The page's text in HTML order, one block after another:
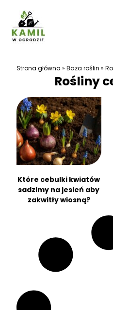
Strona główna » Baza roślin »
Rośliny
Które cebulki kwiatów
sadzimy na jesień aby
zakwitły wiosną?